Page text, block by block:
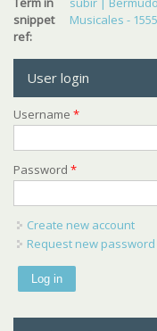
snippet
ref:
Musicales -
User login
Username *
Password *
Create new account
Request new password